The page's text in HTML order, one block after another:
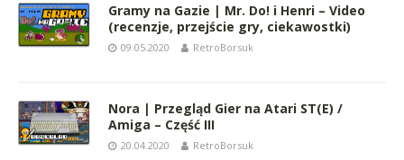
Gramy na Gazie | Mr. Do! i Henri – Video
(recenzje, przejście gry, ciekawostki)
09.05.2020 RetroBorsuk
Nora | Przegląd Gier na Atari ST(E) /
Amiga – Część III
20.04.2020 RetroBorsuk